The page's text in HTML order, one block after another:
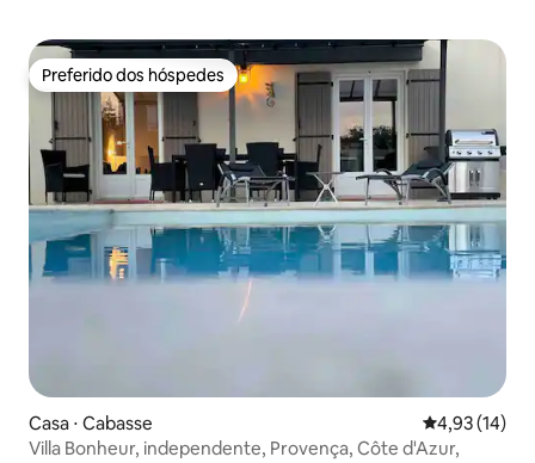
Preferido dos hóspedes
Preferido dos hóspedes
Casa ⋅ Cabasse 4,93 de uma
4,93 (14)
Villa Bonheur, independente, Provença, Côte d'Azur,